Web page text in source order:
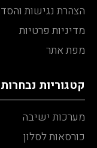
הצהרת נגישות
מדיניות פרטיות
מפת אתר
קטגוריות נבחרות
מערכות ישיבה
כורסאות לסלון